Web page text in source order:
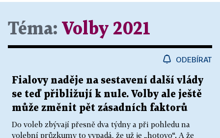
Téma: Volby 2021
ODEBÍRAT
Fialovy naděje na sestavení další vlády
se teď přibližují k nule. Volby ale ještě
může změnit pět zásadních faktorů
Do voleb zbývají přesně dva týdny a při pohledu na
volební průzkumy to vypadá, že už je „hotovo“. A že